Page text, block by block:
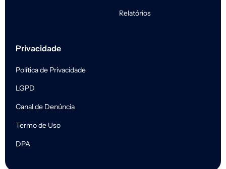
Relatórios
Privacidade
Política de Privacidade
LGPD
Canal de Denúncia
Termo de Uso
DPA